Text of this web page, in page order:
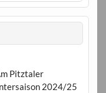
Pitztaler
2024/25